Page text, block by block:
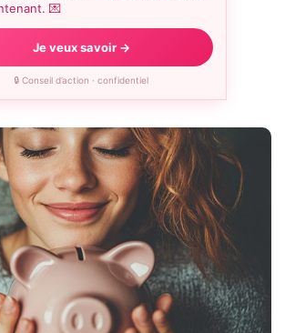
💌
Je veux savoir →
🔒 Conseil d’action · confidentiel